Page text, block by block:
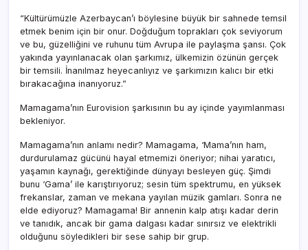
“Kültürümüzle Azerbaycan’ı böylesine büyük bir sahnede temsil
etmek benim için bir onur. Doğduğum toprakları çok seviyorum
ve bu, güzelliğini ve ruhunu tüm Avrupa ile paylaşma şansı. Çok
yakında yayınlanacak olan şarkımız, ülkemizin özünün gerçek
bir temsili. İnanılmaz heyecanlıyız ve şarkımızın kalıcı bir etki
bırakacağına inanıyoruz.”
Mamagama’nın Eurovision şarkısının bu ay içinde yayımlanması
bekleniyor.
Mamagama’nın anlamı nedir? Mamagama, ‘Mama’nın ham,
durdurulamaz gücünü hayal etmemizi öneriyor; nihai yaratıcı,
yaşamın kaynağı, gerektiğinde dünyayı besleyen güç. Şimdi
bunu ‘Gama’ ile karıştırıyoruz; sesin tüm spektrumu, en yüksek
frekanslar, zaman ve mekana yayılan müzik gamları. Sonra ne
elde ediyoruz? Mamagama! Bir annenin kalp atışı kadar derin
ve tanıdık, ancak bir gama dalgası kadar sınırsız ve elektrikli
olduğunu söyledikleri bir sese sahip bir grup.